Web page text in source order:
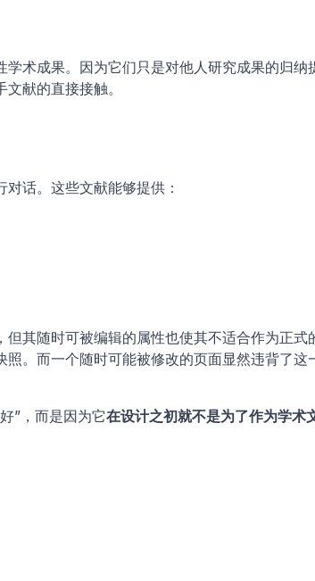
术成果。因为它们只是对他人研究成果的归纳
献的直接接触。
话。这些文献能够提供：
其随时可被编辑的属性也使其不适合作为正式
。而一个随时可能被修改的页面显然违背了这
”，而是因为它在设计之初就不是为了作为学术